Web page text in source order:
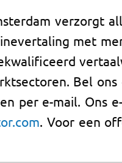
verzorgt
met
Bel ons
per e-mail. Ons
. Voor een